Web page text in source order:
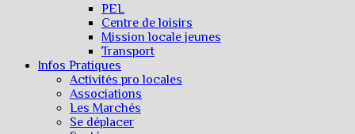
PEL
Centre de loisirs
Mission locale jeunes
Transport
Infos Pratiques
Activités pro locales
Associations
Les Marchés
Se déplacer